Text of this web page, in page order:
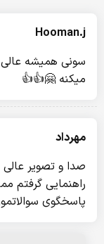
Hooman.j
سونی همیشه عالی
میکنه 🤗👍👍
مهرداد
صدا و تصویر
راهنمایی گرفتم
پاسخگوی